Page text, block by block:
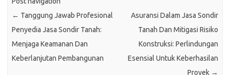
← Tanggung Jawab Profesional
Penyedia Jasa Sondir Tanah:
Menjaga Keamanan Dan
Keberlanjutan Pembangunan
Asuransi Dalam Jasa Sondir
Tanah Dan Mitigasi Risiko
Konstruksi: Perlindungan
Esensial Untuk Keberhasilan
Proyek →